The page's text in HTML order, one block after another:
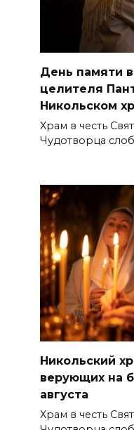
День памяти
целителя
Никольском
Храм в честь
Чудотворца
Никольский
верующих на
августа
Храм в честь